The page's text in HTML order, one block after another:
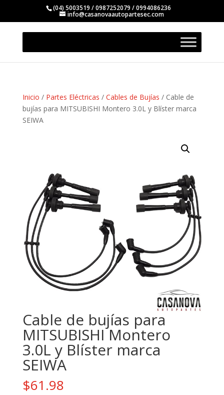
(04) 5003519 / 0987252079 / 0994086236
info@casanovaautopartesec.com
Inicio / Partes Eléctricas / Cables de Bujías / Cable de
bujías para MITSUBISHI Montero 3.0L y Blíster marca
SEIWA
Cable de bujías para
MITSUBISHI Montero
3.0L y Blíster marca
SEIWA
$61.98